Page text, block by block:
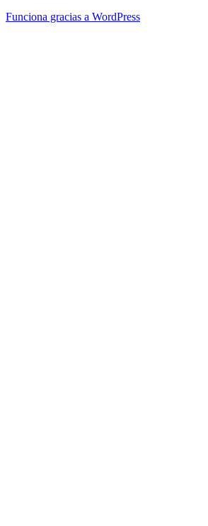
Funciona gracias a WordPress